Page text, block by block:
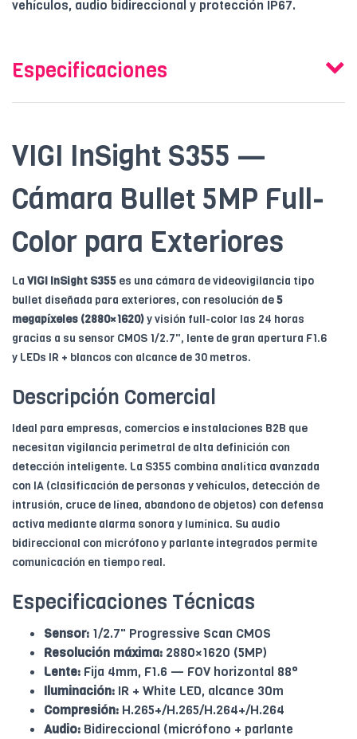
vehículos, audio bidireccional y protección IP67.
Especificaciones
VIGI InSight S355 —
Cámara Bullet 5MP Full-
Color para Exteriores
La VIGI InSight S355 es una cámara de videovigilancia tipo
bullet diseñada para exteriores, con resolución de5
megapíxeles (2880×1620)y visión full-color las 24 horas
gracias a su sensor CMOS 1/2.7", lente de gran apertura F1.6
y LEDs IR + blancos con alcance de 30 metros.
Descripción Comercial
Ideal para empresas, comercios e instalaciones B2B que
necesitan vigilancia perimetral de alta definición con
detección inteligente. La S355 combina analítica avanzada
con IA (clasificación de personas y vehículos, detección de
intrusión, cruce de línea, abandono de objetos) con defensa
activa mediante alarma sonora y lumínica. Su audio
bidireccional con micrófono y parlante integrados permite
comunicación en tiempo real.
Especificaciones Técnicas
Sensor: 1/2.7" Progressive Scan CMOS
Resolución máxima: 2880×1620 (5MP)
Lente: Fija 4mm, F1.6 — FOV horizontal 88°
Iluminación: IR + White LED, alcance 30m
Compresión: H.265+/H.265/H.264+/H.264
Audio: Bidireccional (micrófono + parlante